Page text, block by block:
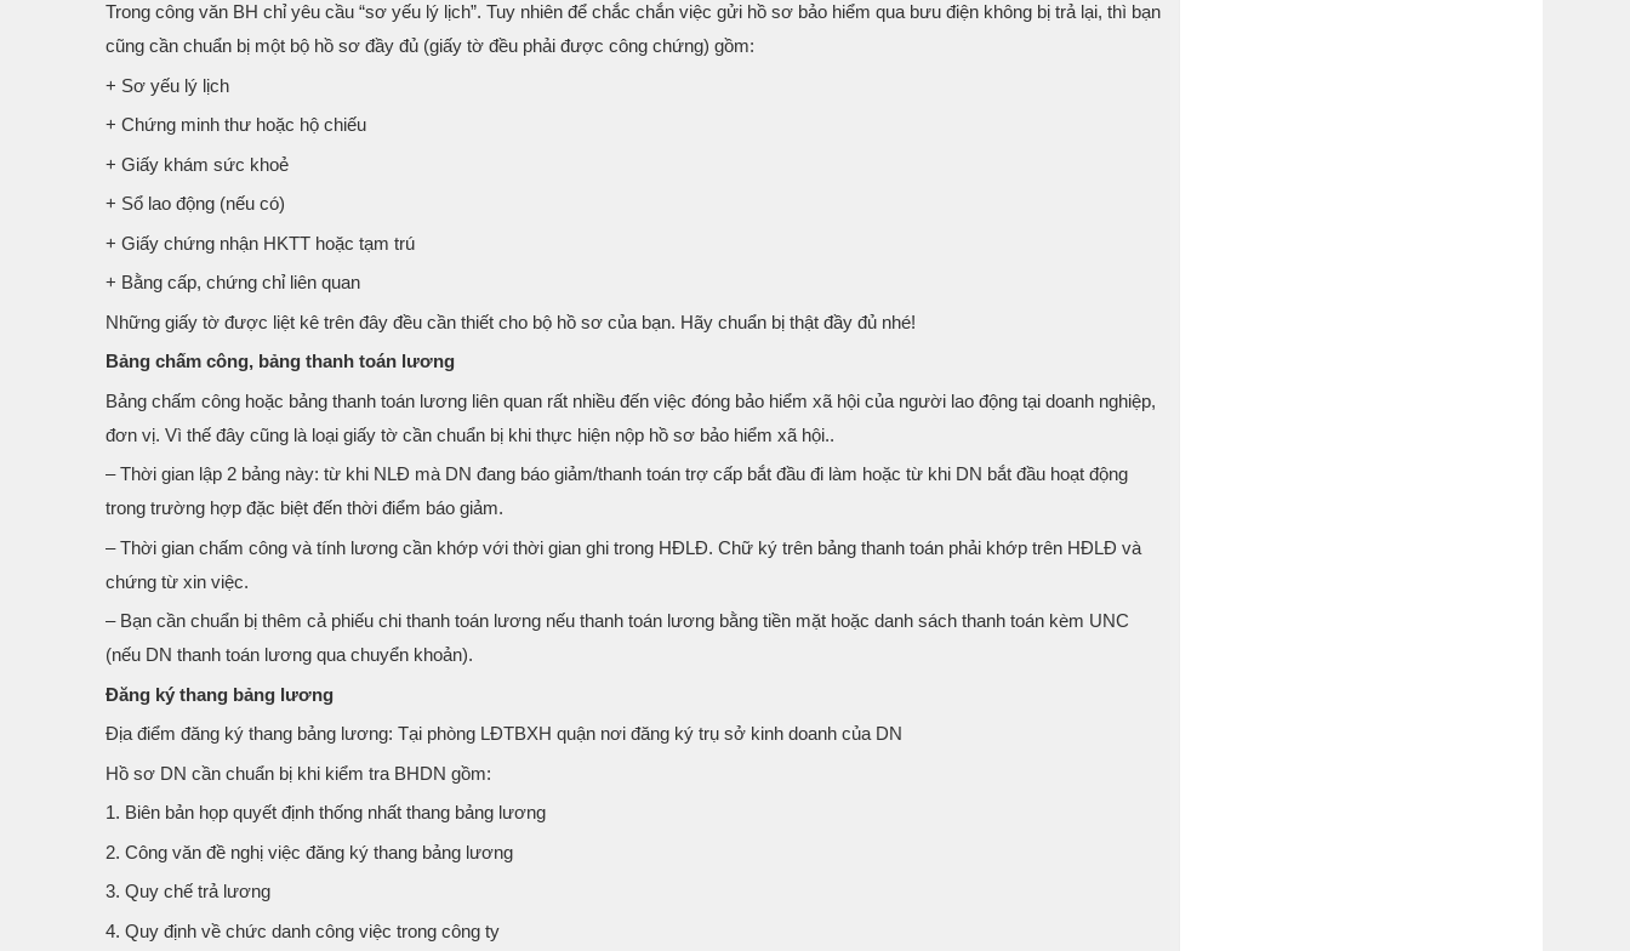
Trong công văn BH chỉ yêu cầu “sơ yếu lý lịch”. Tuy nhiên để chắc chắn việc gửi hồ sơ bảo hiểm qua bưu điện không bị trả lại, thì bạn
cũng cần chuẩn bị một bộ hồ sơ đầy đủ (giấy tờ đều phải được công chứng) gồm:
+ Sơ yếu lý lịch
+ Chứng minh thư hoặc hộ chiếu
+ Giấy khám sức khoẻ
+ Sổ lao động (nếu có)
+ Giấy chứng nhận HKTT hoặc tạm trú
+ Bằng cấp, chứng chỉ liên quan
Những giấy tờ được liệt kê trên đây đều cần thiết cho bộ hồ sơ của bạn. Hãy chuẩn bị thật đầy đủ nhé!
Bảng chấm công, bảng thanh toán lương
Bảng chấm công hoặc bảng thanh toán lương liên quan rất nhiều đến việc đóng bảo hiểm xã hội của người lao động tại doanh nghiệp,
đơn vị. Vì thế đây cũng là loại giấy tờ cần chuẩn bị khi thực hiện nộp hồ sơ bảo hiểm xã hội..
– Thời gian lập 2 bảng này: từ khi NLĐ mà DN đang báo giảm/thanh toán trợ cấp bắt đầu đi làm hoặc từ khi DN bắt đầu hoạt động
trong trường hợp đặc biệt đến thời điểm báo giảm.
– Thời gian chấm công và tính lương cần khớp với thời gian ghi trong HĐLĐ. Chữ ký trên bảng thanh toán phải khớp trên HĐLĐ và
chứng từ xin việc.
– Bạn cần chuẩn bị thêm cả phiếu chi thanh toán lương nếu thanh toán lương bằng tiền mặt hoặc danh sách thanh toán kèm UNC
(nếu DN thanh toán lương qua chuyển khoản).
Đăng ký thang bảng lương
Địa điểm đăng ký thang bảng lương: Tại phòng LĐTBXH quận nơi đăng ký trụ sở kinh doanh của DN
Hồ sơ DN cần chuẩn bị khi kiểm tra BHDN gồm:
1. Biên bản họp quyết định thống nhất thang bảng lương
2. Công văn đề nghị việc đăng ký thang bảng lương
3. Quy chế trả lương
4. Quy định về chức danh công việc trong công ty